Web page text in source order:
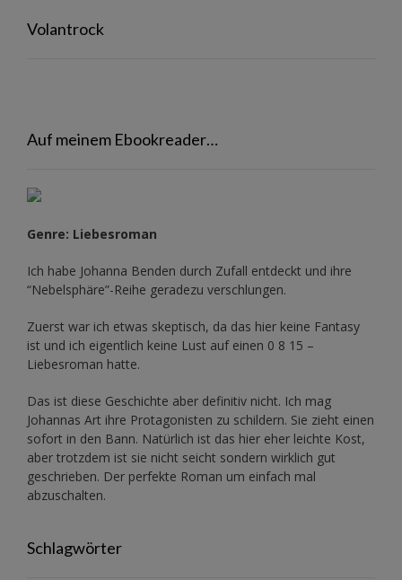
Volantrock
Auf meinem Ebookreader…
Genre: Liebesroman
Ich habe Johanna Benden durch Zufall entdeckt und ihre
“Nebelsphäre”-Reihe geradezu verschlungen.
Zuerst war ich etwas skeptisch, da das hier keine Fantasy
ist und ich eigentlich keine Lust auf einen 0 8 15 –
Liebesroman hatte.
Das ist diese Geschichte aber definitiv nicht. Ich mag
Johannas Art ihre Protagonisten zu schildern. Sie zieht einen
sofort in den Bann. Natürlich ist das hier eher leichte Kost,
aber trotzdem ist sie nicht seicht sondern wirklich gut
geschrieben. Der perfekte Roman um einfach mal
abzuschalten.
Schlagwörter